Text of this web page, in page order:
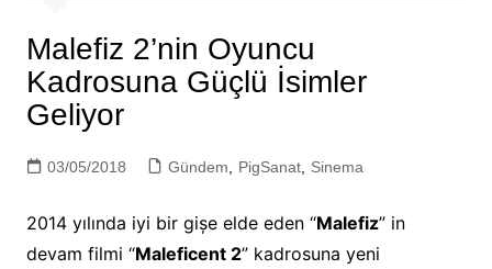
Malefiz 2’nin Oyuncu
Kadrosuna Güçlü İsimler
Geliyor
03/05/2018 Gündem PigSanat, Sinema
2014 yılında iyi bir gișe elde eden “Malefiz” in
devam filmi “Maleficent 2” kadrosuna yeni